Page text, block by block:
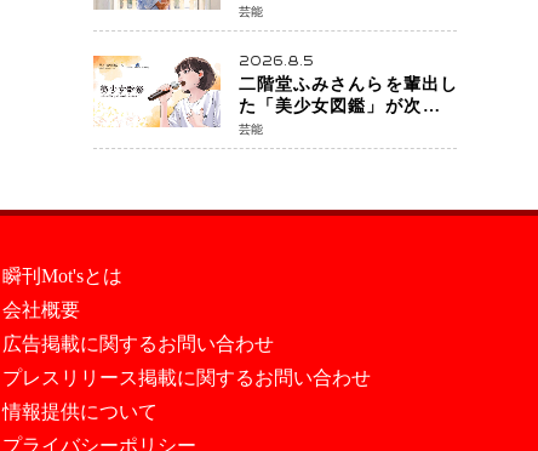
「嗅覚がとても敏感に」マ
タニティフォトも公開
芸能
2026.8.5
二階堂ふみさんらを輩出し
た「美少女図鑑」が次世代
歌姫を発掘 エイベックスと
「美少女歌祭2026」開催決
芸能
瞬刊Mot'sとは
会社概要
広告掲載に関するお問い合わせ
プレスリリース掲載に関するお問い合わせ
情報提供について
プライバシーポリシー